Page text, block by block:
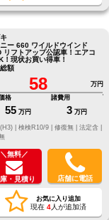
ー 660 ワイルドウインド
リフトアップ公認車！エアコ
！現状お買い得車！
額
58
万円
格
55 万円
諸費用
3 万円
修復無 | 法定含 |
＼無料／
・見積り 店舗に電話
お気に入り追加
現在 4人が追加済